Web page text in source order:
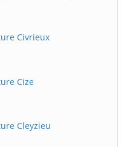
Civrieux
Cize
Cleyzieu